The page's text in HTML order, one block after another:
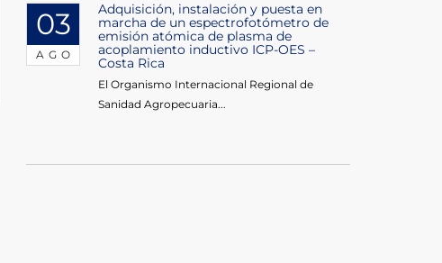
03
AGO
Adquisición, instalación y puesta en
marcha de un espectrofotómetro de
emisión atómica de plasma de
acoplamiento inductivo ICP-OES –
Costa Rica
El Organismo Internacional Regional de
Sanidad Agropecuaria...